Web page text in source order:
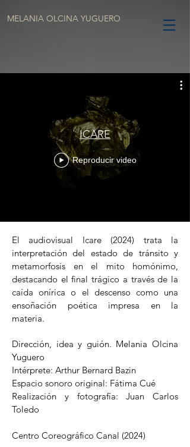
MELANIA OLCINA YUGUERO
ICARE
Reproducir video
El audiovisual Icare (2024) trata la
interpretación del estado de tránsito y
metamorfosis en el mito homónimo,
destacando el final trágico a través de la
caída onírica o el descenso como una
ensoñación poética impresa en la
materia.
Dirección, idea y guión. Melania Olcina
Yuguero
Intérprete: Arthur Bernard Bazin
Espacio sonoro original: Fátima Cué
Realización y fotografía: Juan Carlos
Toledo
Centro Coreográfico Canal (2024)